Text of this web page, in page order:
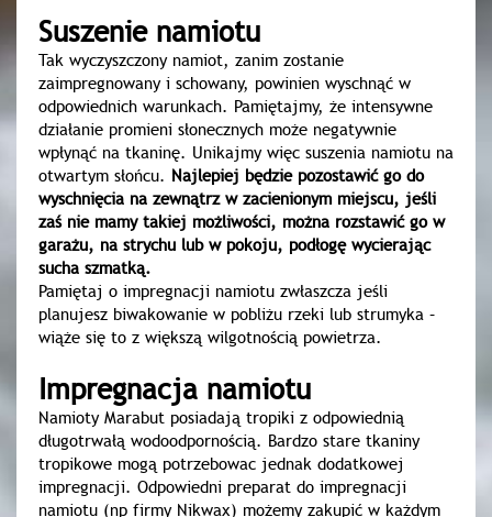
Suszenie namiotu
Tak wyczyszczony namiot, zanim zostanie
zaimpregnowany i schowany, powinien wyschnąć w
odpowiednich warunkach. Pamiętajmy, że intensywne
działanie promieni słonecznych może negatywnie
wpłynąć na tkaninę. Unikajmy więc suszenia namiotu na
otwartym słońcu. Najlepiej będzie pozostawić go do
wyschnięcia na zewnątrz w zacienionym miejscu, jeśli
zaś nie mamy takiej możliwości, można rozstawić go w
garażu, na strychu lub w pokoju, podłogę wycierając
sucha szmatką.
Pamiętaj o impregnacji namiotu zwłaszcza jeśli
planujesz biwakowanie w pobliżu rzeki lub strumyka –
wiąże się to z większą wilgotnością powietrza.
Impregnacja namiotu
Namioty Marabut posiadają tropiki z odpowiednią
długotrwałą wodoodpornością. Bardzo stare tkaniny
tropikowe mogą potrzebowac jednak dodatkowej
impregnacji. Odpowiedni preparat do impregnacji
namiotu (np firmy Nikwax) możemy zakupić w każdym